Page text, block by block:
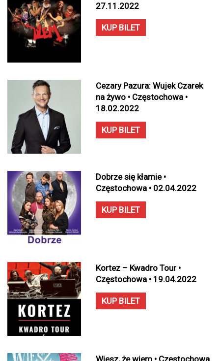
27.11.2022
KUP BILET
Cezary Pazura: Wujek Czarek
na żywo • Częstochowa •
18.02.2022
KUP BILET
Dobrze się kłamie •
Częstochowa • 02.04.2022
KUP BILET
Kortez – Kwadro Tour •
Częstochowa • 19.04.2022
KUP BILET
Wiesz, że wiem • Częstochowa